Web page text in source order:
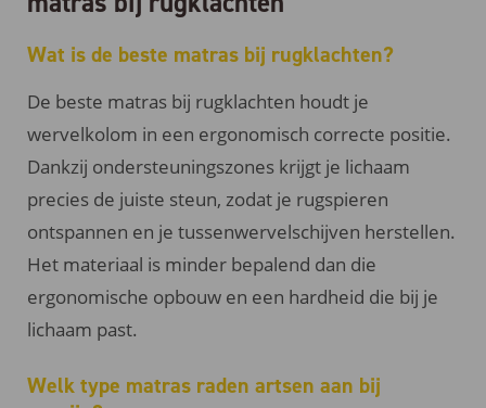
Wat is de beste matras bij rugklachten?
De beste matras bij rugklachten houdt je
wervelkolom in een ergonomisch correcte positie.
Dankzij ondersteuningszones krijgt je lichaam
precies de juiste steun, zodat je rugspieren
ontspannen en je tussenwervelschijven herstellen.
Het materiaal is minder bepalend dan die
ergonomische opbouw en een hardheid die bij je
lichaam past.
Welk type matras raden artsen aan bij